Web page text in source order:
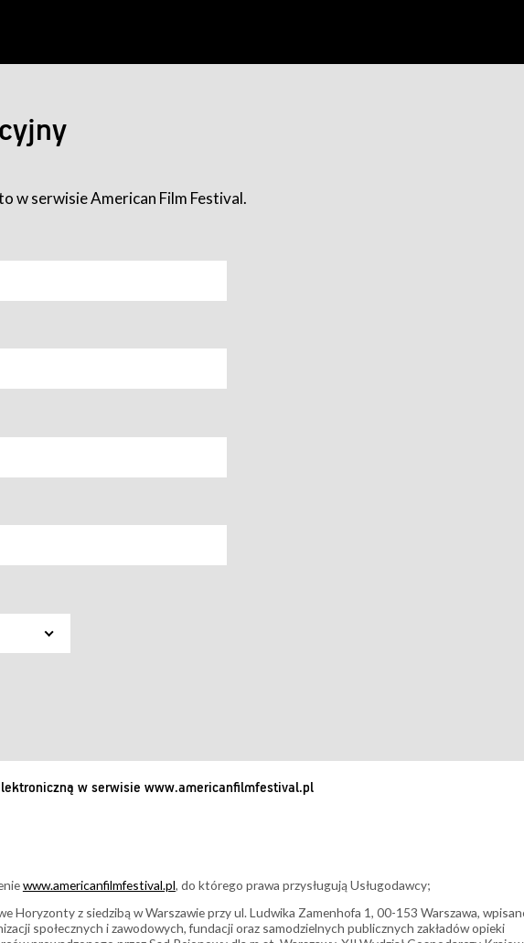
w serwisie American Film Festival.
w serwisie www.americanfilmfestival.pl
www.americanfilmfestival.pl, do którego prawa przysługują Usługodawcy;
Horyzonty z siedzibą w Warszawie przy ul. Ludwika Zamenhofa 1, 00-153 Warszawa,
społecznych i zawodowych, fundacji oraz samodzielnych publicznych zakładów opieki